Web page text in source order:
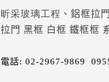
昕采玻璃工程 、鋁框拉
拉門 黑框 白框 鐵框框
電話: 02-2967-9869